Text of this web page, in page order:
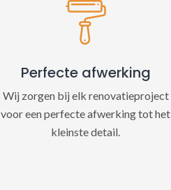
Perfecte afwerking
Wij zorgen bij elk renovatieproject
voor een perfecte afwerking tot het
kleinste detail.